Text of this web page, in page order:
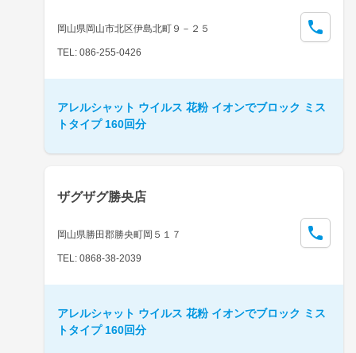
岡山県岡山市北区伊島北町９－２５
TEL: 086-255-0426
アレルシャット ウイルス 花粉 イオンでブロック ミス
トタイプ 160回分
ザグザグ勝央店
岡山県勝田郡勝央町岡５１７
TEL: 0868-38-2039
アレルシャット ウイルス 花粉 イオンでブロック ミス
トタイプ 160回分